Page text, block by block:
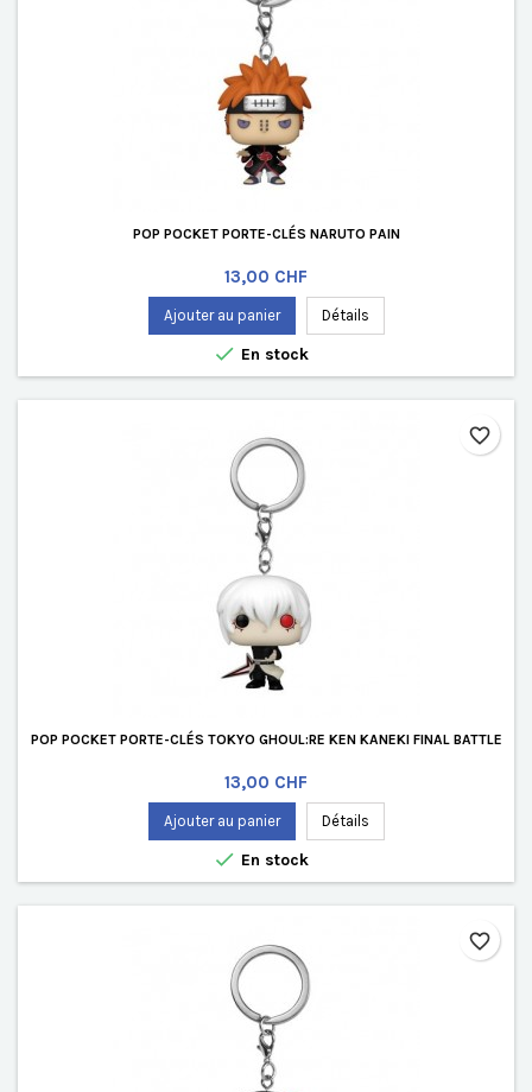
POP POCKET PORTE-CLÉS NARUTO PAIN
Prix
13,00 CHF
Ajouter au panier Détails
 En stock
POP POCKET PORTE-CLÉS TOKYO GHOUL:RE KEN KANEKI FINAL BATTLE
Prix
13,00 CHF
Ajouter au panier Détails
 En stock
favorite_border
favorite_border